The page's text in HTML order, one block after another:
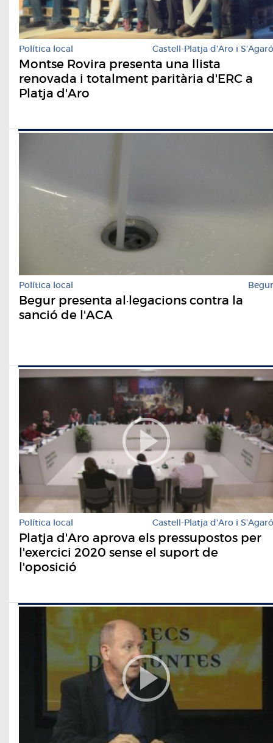
Política local Castell-Platja d'Aro i S'Agaró
Montse Rovira presenta una llista
renovada i totalment paritària d'ERC a
Platja d'Aro
Política local Begur
Begur presenta al·legacions contra la
sanció de l'ACA
Política local Castell-Platja d'Aro i S'Agaró
Platja d'Aro aprova els pressupostos per
l'exercici 2020 sense el suport de
l'oposició